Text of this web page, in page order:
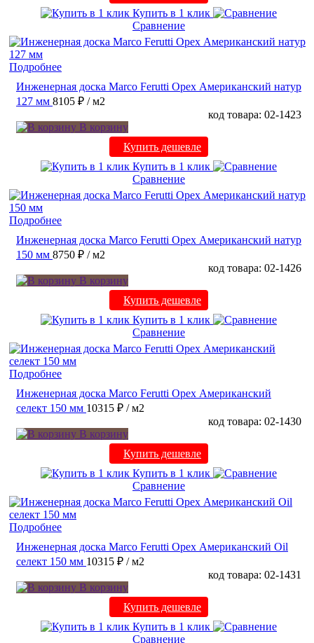
Купить в 1 клик
Сравнение
Подробнее
Инженерная доска Marco Ferutti Орех Американский натур
127 мм 8105 ₽ / м2
код товара: 02-1423
В корзину
Купить дешевле
Купить в 1 клик
Сравнение
Подробнее
Инженерная доска Marco Ferutti Орех Американский натур
150 мм 8750 ₽ / м2
код товара: 02-1426
В корзину
Купить дешевле
Купить в 1 клик
Сравнение
Подробнее
Инженерная доска Marco Ferutti Орех Американский
селект 150 мм 10315 ₽ / м2
код товара: 02-1430
В корзину
Купить дешевле
Купить в 1 клик
Сравнение
Подробнее
Инженерная доска Marco Ferutti Орех Американский Oil
селект 150 мм 10315 ₽ / м2
код товара: 02-1431
В корзину
Купить дешевле
Купить в 1 клик
Сравнение